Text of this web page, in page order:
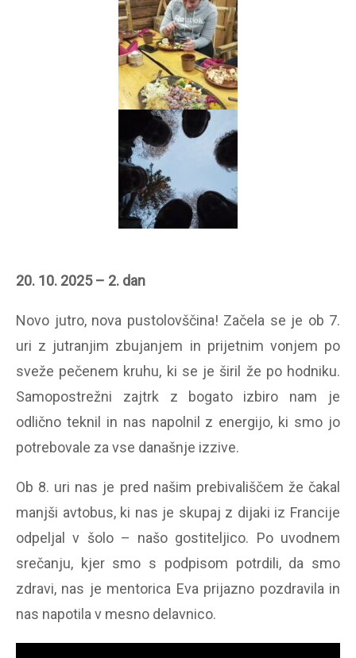
20. 10. 2025 – 2. dan
Novo jutro, nova pustolovščina! Začela se je ob 7.
uri z jutranjim zbujanjem in prijetnim vonjem po
sveže pečenem kruhu, ki se je širil že po hodniku.
Samopostrežni zajtrk z bogato izbiro nam je
odlično teknil in nas napolnil z energijo, ki smo jo
potrebovale za vse današnje izzive.
Ob 8. uri nas je pred našim prebivališčem že čakal
manjši avtobus, ki nas je skupaj z dijaki iz Francije
odpeljal v šolo – našo gostiteljico. Po uvodnem
srečanju, kjer smo s podpisom potrdili, da smo
zdravi, nas je mentorica Eva prijazno pozdravila in
nas napotila v mesno delavnico.